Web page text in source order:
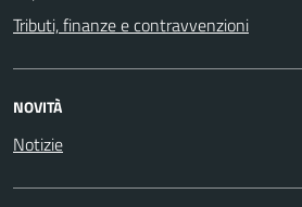
Tributi, finanze e contravvenzioni
NOVITÀ
Notizie